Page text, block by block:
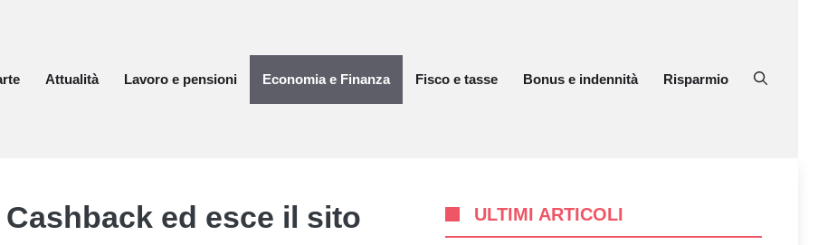
Attualità Lavoro e pensioni Economia e Finanza Fisco e tasse Bonus e indennità Risparmio
ed esce il sito
ULTIMI ARTICOLI